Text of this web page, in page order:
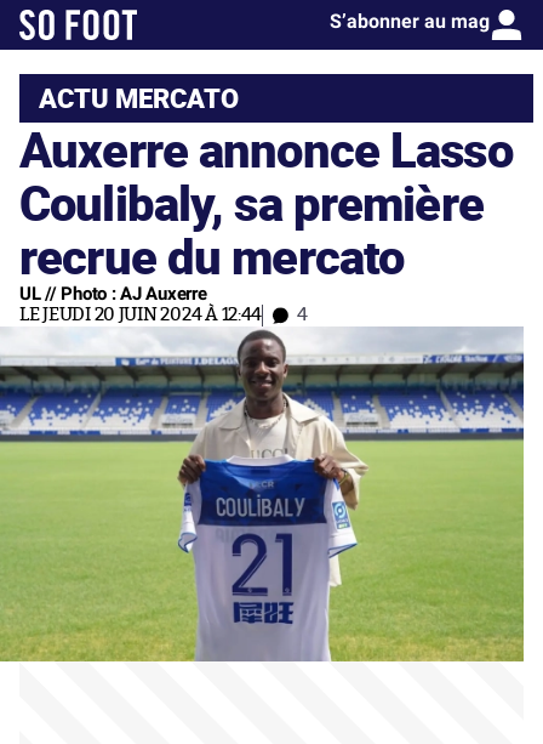
S’abonner au mag
ACTU MERCATO
Auxerre annonce Lasso
Coulibaly, sa première
recrue du mercato
UL // Photo : AJ Auxerre
LE JEUDI 20 JUIN 2024 À 12:44 4